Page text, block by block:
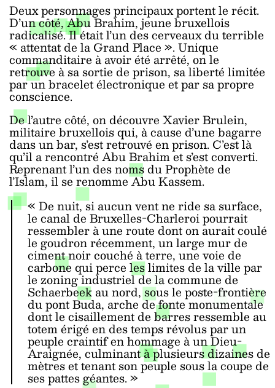
Deux personnages principaux portent le récit.
D’un côté, Abu Brahim, jeune bruxellois
radicalisé. Il était l’un des cerveaux du terrible
« attentat de la Grand Place ». Unique
commanditaire à avoir été arrêté, on le
retrouve à sa sortie de prison, sa liberté limitée
par un bracelet électronique et par sa propre
conscience.
De l’autre côté, on découvre Xavier Brulein,
militaire bruxellois qui, à cause d’une bagarre
dans un bar, s’est retrouvé en prison. C’est là
qu’il a rencontré Abu Brahim et s’est converti.
Reprenant l’un des noms du Prophète de
l’Islam, il se renomme Abu Kassem.
« De nuit, si aucun vent ne ride sa surface,
le canal de Bruxelles-Charleroi pourrait
ressembler à une route dont on aurait coulé
le goudron récemment, un large mur de
ciment noir couché à terre, une voie de
carbone qui perce les limites de la ville par
le zoning industriel de la commune de
Schaerbeek au nord, sous le poste-frontière
du pont Buda, arche de fonte monumentale
dont le cisaillement de barres ressemble au
totem érigé en des temps révolus par un
peuple craintif en hommage à un Dieu-
Araignée, culminant à plusieurs dizaines de
mètres et tenant son peuple sous la coupe de
ses pattes géantes. »